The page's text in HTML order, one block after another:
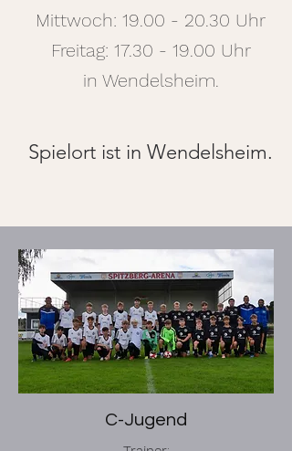
Mittwoch: 19.00 - 20.30 Uhr
Freitag: 17.30 - 19.00 Uhr
in Wendelsheim.
Spielort ist in Wendelsheim.
C-Jugend